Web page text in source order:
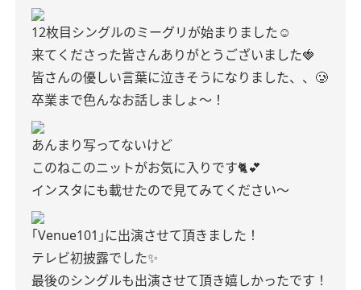
12枚目シングルのミーグリが始まりました☺️
来てくださった皆さんありがとうございました🍓
皆さんの優しい言葉に泣きそうになりました、、🥲
卒業まで色んなお話しましょ～！
あんまり写ってないけど
このねこのニットがお気に入りです🐈💕
インスタにも載せたので見てみてください～
｢Venue101｣に出演させて頂きました！
テレビ初披露でした✨️
最後のシングルも出演させて頂き嬉しかったです！